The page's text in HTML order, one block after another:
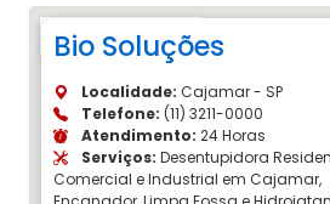
Bio Soluções
Localidade: Cajamar - SP
Telefone: (11) 3211-0000
Atendimento: 24 Horas
Serviços: Desentupidora
Comercial e Industrial em Cajamar,